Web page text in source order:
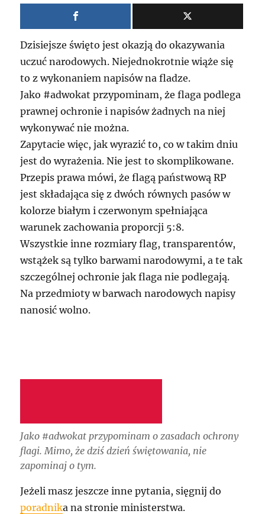
Dzisiejsze święto jest okazją do okazywania
uczuć narodowych. Niejednokrotnie wiąże się
to z wykonaniem napisów na fladze.
Jako #adwokat przypominam, że flaga podlega
prawnej ochronie i napisów żadnych na niej
wykonywać nie można.
Zapytacie więc, jak wyrazić to, co w takim dniu
jest do wyrażenia. Nie jest to skomplikowane.
Przepis prawa mówi, że flagą państwową RP
jest składająca się z dwóch równych pasów w
kolorze białym i czerwonym spełniająca
warunek zachowania proporcji 5:8.
Wszystkie inne rozmiary flag, transparentów,
wstążek są tylko barwami narodowymi, a te tak
szczególnej ochronie jak flaga nie podlegają.
Na przedmioty w barwach narodowych napisy
nanosić wolno.
Jako #adwokat przypominam o zasadach ochrony
flagi. Mimo, że dziś dzień świętowania, nie
zapominaj o tym.
Jeżeli masz jeszcze inne pytania, sięgnij do
poradnika na stronie ministerstwa.